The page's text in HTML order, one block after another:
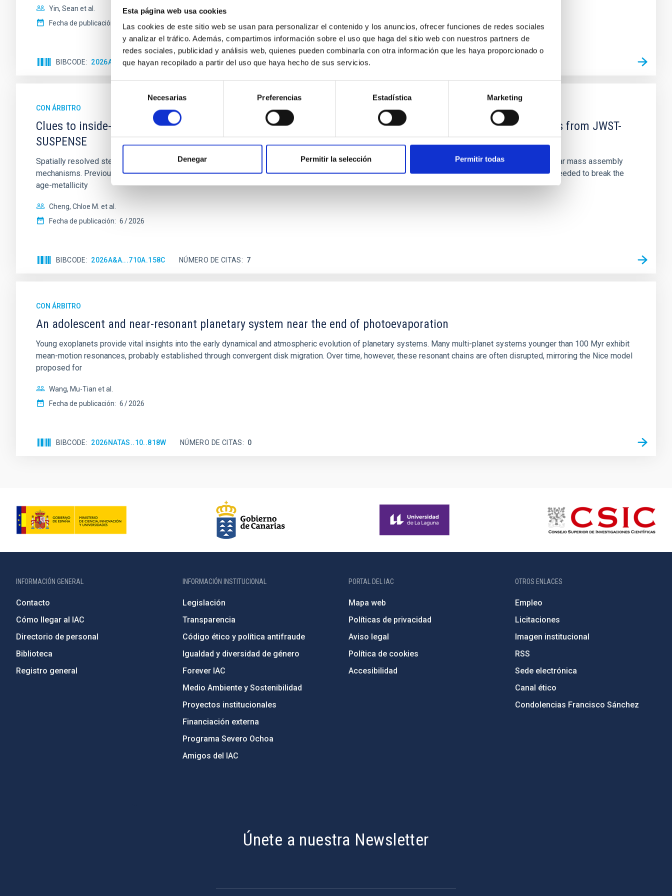
Esta página web usa cookies
Las cookies de este sitio web se usan para personalizar el contenido y los anuncios, ofrecer funciones de redes sociales
y analizar el tráfico. Además, compartimos información sobre el uso que haga del sitio web con nuestros partners de
redes sociales, publicidad y análisis web, quienes pueden combinarla con otra información que les haya proporcionado o
que hayan recopilado a partir del uso que haya hecho de sus servicios.
consentimiento
Necesarias Preferencias Estadística Marketing
Denegar Permitir la selección Permitir todas
Yin, Sean et al.
Fecha de publicación:
5
BIBCODE 2026APJ..1003...83Y NÚMERO DE CITAS 0
CON ÁRBITRO
Clues to inside-out quenching in quiescent galaxies at 1.2 ≲ z ≲ 2.2: Age, Fe-, and Mg-abundance gradients from JWST-
SUSPENSE
Spatially resolved stellar populations of massive quiescent galaxies at cosmic noon provide powerful insights into star-formation quenching and stellar mass assembly
mechanisms. Previous photometric studies have revealed that the cores of these galaxies are redder than their outskirts. However, spectroscopy is needed to break the
age-metallicity
Cheng, Chloe M. et al.
Fecha de publicación: 6 2026
BIBCODE 2026A&A...710A.158C NÚMERO DE CITAS 7
CON ÁRBITRO
An adolescent and near-resonant planetary system near the end of photoevaporation
Young exoplanets provide vital insights into the early dynamical and atmospheric evolution of planetary systems. Many multi-planet systems younger than 100 Myr exhibit
mean-motion resonances, probably established through convergent disk migration. Over time, however, these resonant chains are often disrupted, mirroring the Nice model
proposed for
Wang, Mu-Tian et al.
Fecha de publicación: 6 2026
BIBCODE 2026NATAS..10..818W NÚMERO DE CITAS 0
INFORMACIÓN GENERAL
Contacto
Cómo llegar al IAC
Directorio de personal
Biblioteca
Registro general
INFORMACIÓN INSTITUCIONAL
Legislación
Transparencia
Código ético y política antifraude
Igualdad y diversidad de género
Forever IAC
Medio Ambiente y Sostenibilidad
Proyectos institucionales
Financiación externa
Programa Severo Ochoa
Amigos del IAC
PORTAL DEL IAC
Mapa web
Políticas de privacidad
Aviso legal
Política de cookies
Accesibilidad
OTROS ENLACES
Empleo
Licitaciones
Imagen institucional
RSS
Sede electrónica
Canal ético
Condolencias Francisco Sánchez
Únete a nuestra Newsletter